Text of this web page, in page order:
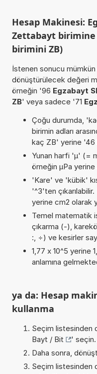
Hesap Makinesi:
Zettabayt birimine
birimini ZB)
İstenen sonucu
dönüştürülecek değeri
örneğin '96 Egzabayt
ZB' veya sadece '71
Çoğu durumda,
birimin adları
kaç ZB' yerine '46
Yunan harfi 'µ' (=
örneğin µPa yerine
'Kare' ve 'kübik'
'^3'ten
yerine cm2 olarak
Temel matematik
çıkarma (-),
:, ÷) ve kesirler
1,77 x 10^5 yerine
anlamına
ya da: Hesap
kullanma
Seçim listesinden
Bayt / Bit
' seçin.
Daha sonra,
Seçim listesinden